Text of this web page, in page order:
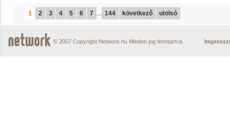
1 2 3 4 5 6 7 ... 144 következő utolsó
© 2007 Copyright Network.hu Minden jog fenntartva.